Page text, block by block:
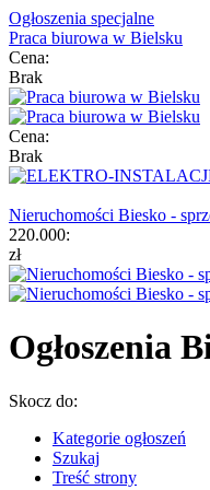
Ogłoszenia specjalne
Praca biurowa w Bielsku
Cena:
Brak
Cena:
Brak
Nieruchomości Biesko -
220.000:
zł
Ogłoszenia
Skocz do:
Kategorie ogłoszeń
Szukaj
Treść strony